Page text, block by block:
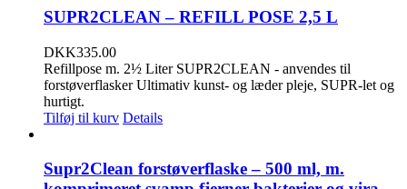
SUPR2CLEAN – REFILL POSE 2,5 L
DKK335.00
Refillpose m. 2½ Liter SUPR2CLEAN - anvendes til
forstøverflasker Ultimativ kunst- og læder pleje, SUPR-let og
hurtigt.
Tilføj til kurv Details
Supr2Clean forstøverflaske – 500 ml, m.